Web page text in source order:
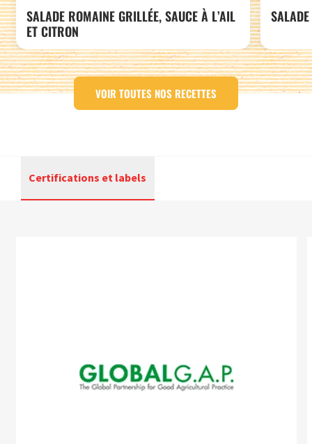
SALADE ROMAINE GRILLÉE, SAUCE À L’AIL
ET CITRON
VOIR TOUTES NOS RECETTES
Certifications et labels